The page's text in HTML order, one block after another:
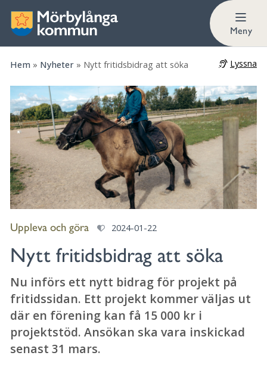
Meny
Hem » Nyheter » Nytt fritidsbidrag att söka Lyssna
Uppleva och göra 2024-01-22
Nytt fritidsbidrag att söka
Nu införs ett nytt bidrag för projekt på
fritidssidan. Ett projekt kommer väljas ut
där en förening kan få 15 000 kr i
projektstöd. Ansökan ska vara inskickad
senast 31 mars.